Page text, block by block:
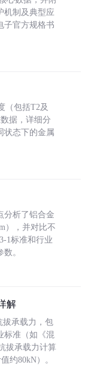
机制及典型应
子官方规格书
（包括T2及
据，详细分
状态下的金属
分析了铝合金
），并对比不
1标准和行业
。
解
拔承载力，包
标准（如《混
拔承载力计算
约80kN）。